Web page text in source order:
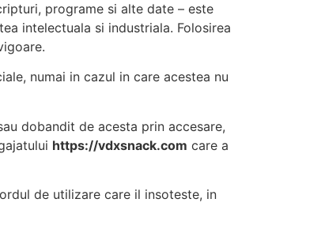
programe si alte date – este
intelectuala si industriala. Folosirea
numai in cazul in care acestea nu
dobandit de acesta prin accesare,
https://vdxsnack.com care a
de utilizare care il insoteste, in